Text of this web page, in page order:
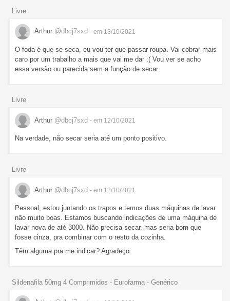
Livre
Arthur @dbcj7sxd - em 13/10/2021
O foda é que se seca, eu vou ter que passar roupa. Vai cobrar mais
caro por um trabalho a mais que vai me dar :( Vou ver se acho
essa versão ou parecida sem a função de secar.
Livre
Arthur @dbcj7sxd - em 12/10/2021
Na verdade, não secar seria até um ponto positivo.
Livre
Arthur @dbcj7sxd - em 12/10/2021
Pessoal, estou juntando os trapos e temos duas máquinas de lavar
não muito boas. Estamos buscando indicações de uma máquina de
lavar nova de até 3000. Não precisa secar, mas seria bom que
fosse cinza, pra combinar com o resto da cozinha.
Têm alguma pra me indicar? Agradeço.
Sildenafila 50mg 4 Comprimidos - Eurofarma - Genérico